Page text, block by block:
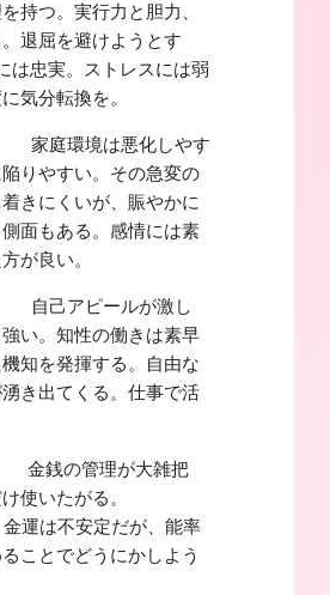
持つ。実行力と胆力、
退屈を避けようとす
は忠実。ストレスには弱
気分転換を。
庭環境は悪化しやす
陥りやすい。その急変の
きにくいが、賑やかに
面もある。感情には素
が良い。
己アピールが激し
強い。知性の働きは素早
機知を発揮する。自由な
き出てくる。仕事で活
銭の管理が大雑把
使いたがる。
安定だが、能率
ことでどうにかしよう